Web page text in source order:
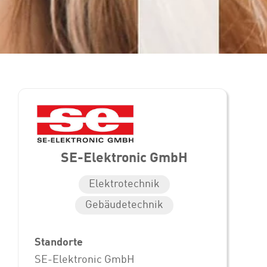
SE-Elektronic GmbH
Elektrotechnik
Gebäudetechnik
Standorte
SE-Elektronic GmbH